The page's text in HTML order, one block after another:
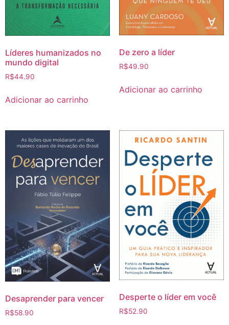
Líderes humanizados no
mundo digital
R$44.90
Adicionar ao carrinho
De zero a líder
R$49.90
Adicionar ao carrinho
Desaprender para vencer
R$58.90
Desperte o líder em você
R$52.90